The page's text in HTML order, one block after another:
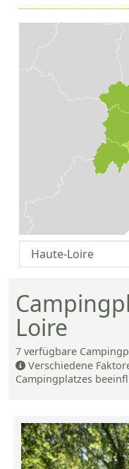
Loire
7 verfügbare
Verschiedene
Campingplatzes